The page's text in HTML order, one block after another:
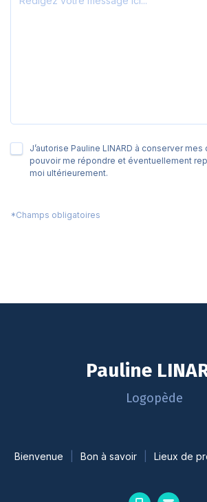
J’autorise Pauline LINARD à conserver
pouvoir me répondre et éventuellement
moi ultérieurement.
*Champs obligatoires
Pauline
Logopède
Bienvenue Bon à savoir Lieux de